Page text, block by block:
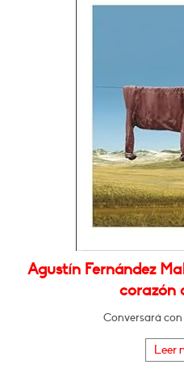
Agustín Fernández
corazón
Conversará
Leer